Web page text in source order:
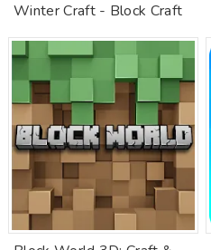
Winter Craft - Block Craft